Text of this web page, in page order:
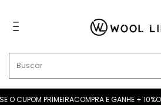
CUPOM PRIMEIRACOMPRA E GANHE + 10%OFF